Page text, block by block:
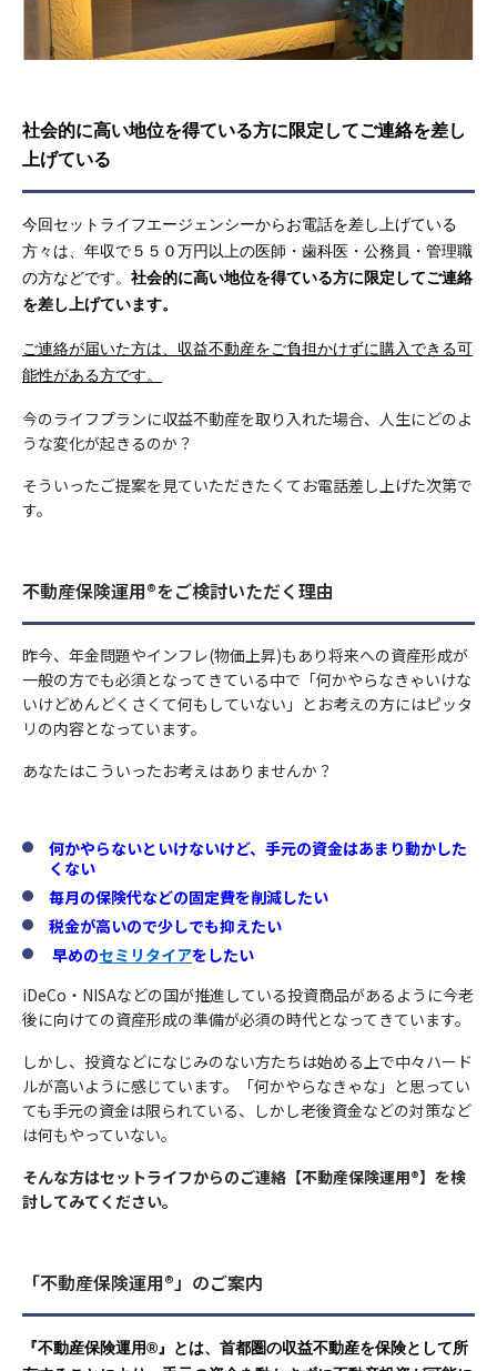
社会的に高い地位を得ている方に限定してご連絡を差し
上げている
今回セットライフエージェンシーからお電話を差し上げている
方々は、年収で５５０万円以上の医師・歯科医・公務員・管理職
の方などです。 社会的に高い地位を得ている方に限定してご連絡
を差し上げています。
ご連絡が届いた方は、収益不動産をご負担かけずに購入できる可
能性がある方です。
今のライフプランに収益不動産を取り入れた場合、人生にどのよ
うな変化が起きるのか？
そういったご提案を見ていただきたくてお電話差し上げた次第で
す。
不動産保険運用®をご検討いただく理由
昨今、年金問題やインフレ(物価上昇)もあり将来への資産形成が
一般の方でも必須となってきている中で「何かやらなきゃいけな
いけどめんどくさくて何もしていない」とお考えの方にはピッタ
リの内容となっています。
あなたはこういったお考えはありませんか？
何かやらないといけないけど、手元の資金はあまり動かした
くない
毎月の保険代などの固定費を削減したい
税金が高いので少しでも抑えたい
早めのセミリタイアをしたい
iDeCo・NISAなどの国が推進している投資商品があるように今老
後に向けての資産形成の準備が必須の時代となってきています。
しかし、投資などになじみのない方たちは始める上で中々ハード
ルが高いように感じています。「何かやらなきゃな」と思ってい
ても手元の資金は限られている、しかし老後資金などの対策など
は何もやっていない。
そんな方はセットライフからのご連絡【不動産保険運用®】を検
討してみてください。
「不動産保険運用®」のご案内
『不動産保険運用® 』とは、首都圏の収益不動産を保険として所